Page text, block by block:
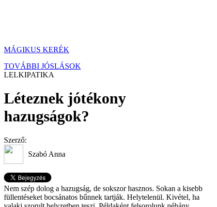
MÁGIKUS KERÉK
TOVÁBBI JÓSLÁSOK
LELKIPATIKA
Léteznek jótékony
hazugságok?
Szerző:
Szabó Anna
Nem szép dolog a hazugság, de sokszor hasznos. Sokan a kisebb
füllentéseket bocsánatos bűnnek tartják. Helytelenül. Kivétel, ha